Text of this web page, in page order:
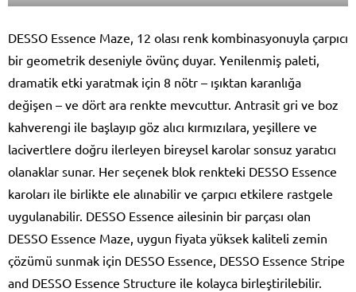
DESSO Essence Maze, 12 olası renk kombinasyonuyla çarpıcı
bir geometrik deseniyle övünç duyar. Yenilenmiş paleti,
dramatik etki yaratmak için 8 nötr – ışıktan karanlığa
değişen – ve dört ara renkte mevcuttur. Antrasit gri ve boz
kahverengi ile başlayıp göz alıcı kırmızılara, yeşillere ve
lacivertlere doğru ilerleyen bireysel karolar sonsuz yaratıcı
olanaklar sunar. Her seçenek blok renkteki DESSO Essence
karoları ile birlikte ele alınabilir ve çarpıcı etkilere rastgele
uygulanabilir. DESSO Essence ailesinin bir parçası olan
DESSO Essence Maze, uygun fiyata yüksek kaliteli zemin
çözümü sunmak için DESSO Essence, DESSO Essence Stripe
and DESSO Essence Structure ile kolayca birleştirilebilir.